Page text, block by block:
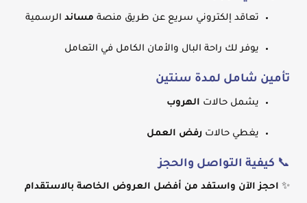
تعاقد إلكتروني سريع عن طريق منصة مساند الرسمية
يوفر لك راحة البال والأمان الكامل في التعامل
تأمين شامل لمدة سنتين
يشمل حالات الهروب
يغطي حالات رفض العمل
📞 كيفية التواصل والحجز
✨ احجز الآن واستفد من أفضل العروض الخاصة بالاستقدام